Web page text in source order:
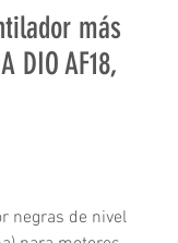
más
DIO AF18,
negras de nivel